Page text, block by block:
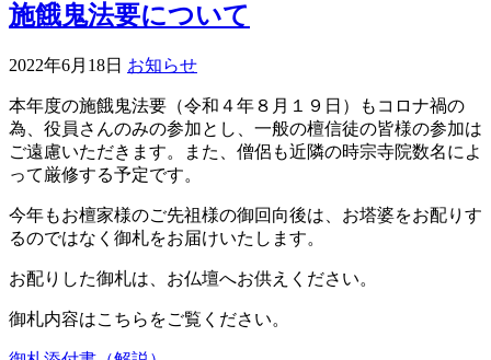
施餓鬼法要について
2022年6月18日 お知らせ
本年度の施餓鬼法要（令和４年８月１９日）もコロナ禍の
為、役員さんのみの参加とし、一般の檀信徒の皆様の参加は
ご遠慮いただきます。また、僧侶も近隣の時宗寺院数名によ
って厳修する予定です。
今年もお檀家様のご先祖様の御回向後は、お塔婆をお配りす
るのではなく御札をお届けいたします。
お配りした御札は、お仏壇へお供えください。
御札内容はこちらをご覧ください。